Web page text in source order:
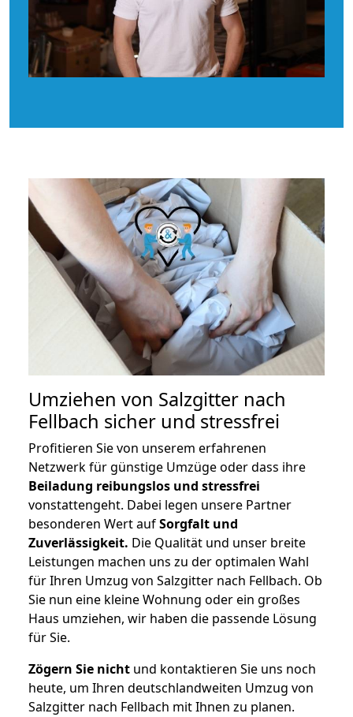
Umziehen von Salzgitter nach
Fellbach sicher und stressfrei
Profitieren Sie von unserem erfahrenen
Netzwerk für günstige Umzüge oder dass ihre
Beiladung reibungslos und stressfrei
vonstattengeht. Dabei legen unsere Partner
besonderen Wert aufSorgfalt und
Zuverlässigkeit. Die Qualität und unser breite
Leistungen machen uns zu der optimalen Wahl
für Ihren Umzug von Salzgitter nach Fellbach. Ob
Sie nun eine kleine Wohnung oder ein großes
Haus umziehen, wir haben die passende Lösung
für Sie.
Zögern Sie nicht und kontaktieren Sie uns noch
heute, um Ihren deutschlandweiten Umzug von
Salzgitter nach Fellbach mit Ihnen zu planen.